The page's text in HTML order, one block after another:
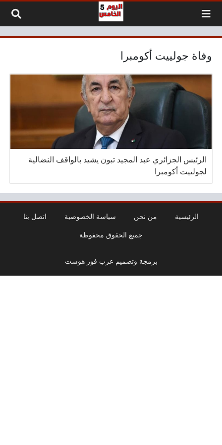
وفاة جولييت أكومبرا
الرئيس الجزائري عبد المجيد تبون يشيد بالواقف النضالية
لجولييت أكومبرا
الرئيسية من نحن سياسة الخصوصية اتصل بنا
جميع الحقوق محفوظة
برمجة وتصميم عرب فور هوست